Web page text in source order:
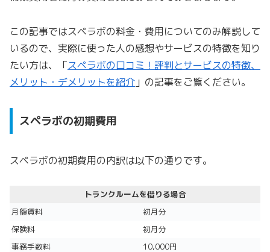
この記事ではスペラボの料金・費用についてのみ解説して
いるので、実際に使った人の感想やサービスの特徴を知り
たい方は、「スペラボの口コミ！評判とサービスの特徴、
メリット・デメリットを紹介 」の記事をご覧ください。
スペラボの初期費用
スペラボの初期費用の内訳は以下の通りです。
トランクルームを借りる場合
月額賃料
初月分
保険料
初月分
事務手数料
10,000円